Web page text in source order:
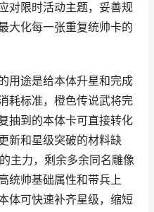
对限时活动主题，妥善规
大化每一张重复统帅卡的
用途是给本体升星和完成
耗标准，橙色传说武将完
抽到的本体卡可直接转化
新和星级突破的材料缺
主力，剩余多余同名雕像
统帅基础属性和带兵上
体可快速补齐星级，缩短